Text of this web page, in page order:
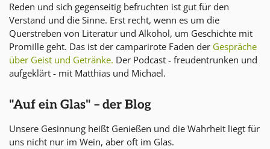
Reden und sich gegenseitig befruchten ist gut für den
Verstand und die Sinne. Erst recht, wenn es um die
Querstreben von Literatur und Alkohol, um Geschichte mit
Promille geht. Das ist der camparirote Faden der Gespräche
über Geist und Getränke. Der Podcast - freudentrunken und
aufgeklärt - mit Matthias und Michael.
"Auf ein Glas" – der Blog
Unsere Gesinnung heißt Genießen und die Wahrheit liegt für
uns nicht nur im Wein, aber oft im Glas.